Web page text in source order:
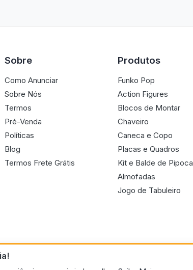
Sobre
Como Anunciar
Sobre Nós
Termos
Pré-Venda
Políticas
Blog
Termos Frete Grátis
Produtos
Funko Pop
Action Figures
Blocos de Montar
Chaveiro
Caneca e Copo
Placas e Quadros
Kit e Balde de Pipoca
Almofadas
Jogo de Tabuleiro
LTDA.